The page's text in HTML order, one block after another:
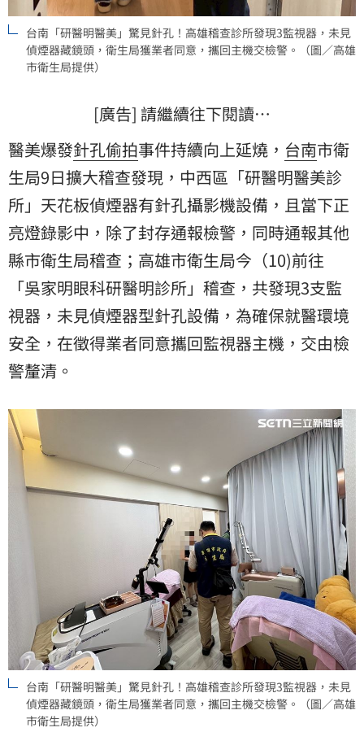
台南「研醫明醫美」驚見針孔！高雄稽查診所發現3監視器，未見
偵煙器藏鏡頭，衛生局獲業者同意，攜回主機交檢警。（圖／高雄
市衛生局提供）
[廣告] 請繼續往下閱讀…
醫美爆發針孔偷拍事件持續向上延燒， 台南市衛
生局9日擴大稽查發現，中西區「研醫明醫美診
所」天花板偵煙器有針孔攝影機設備，且當下正
亮燈錄影中，除了封存通報檢警，同時通報其他
縣市衛生局稽查；高雄市衛生局今（10)前往
「吳家明眼科研醫明診所」稽查，共發現3支監
視器 ，未見偵煙器型針孔設備，為確保就醫環境
安全，在徵得業者同意攜回監視器主機，交由檢
警釐清。
台南「研醫明醫美」驚見針孔！高雄稽查診所發現3監視器，未見
偵煙器藏鏡頭，衛生局獲業者同意，攜回主機交檢警。（圖／高雄
市衛生局提供）